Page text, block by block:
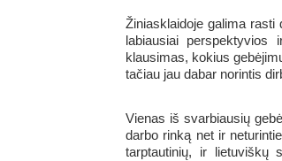
Žiniasklaidoje galima
labiausiai perspektyvios
klausimas, kokius
tačiau jau dabar norintis
Vienas iš svarbiausių
darbo rinką net ir
tarptautinių, ir lietuviškų